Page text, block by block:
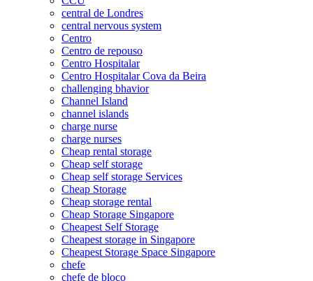
central de Londres
central nervous system
Centro
Centro de repouso
Centro Hospitalar
Centro Hospitalar Cova da Beira
challenging bhavior
Channel Island
channel islands
charge nurse
charge nurses
Cheap rental storage
Cheap self storage
Cheap self storage Services
Cheap Storage
Cheap storage rental
Cheap Storage Singapore
Cheapest Self Storage
Cheapest storage in Singapore
Cheapest Storage Space Singapore
chefe
chefe de bloco